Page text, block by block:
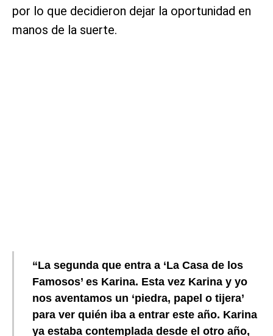
por lo que decidieron dejar la oportunidad en
manos de la suerte.
“La segunda que entra a ‘La Casa de los
Famosos’ es Karina. Esta vez Karina y yo
nos aventamos un ‘piedra, papel o tijera’
para ver quién iba a entrar este año. Karina
ya estaba contemplada desde el otro año,